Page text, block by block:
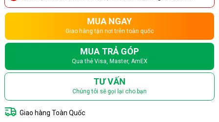
MUA NGAY
Giao hàng tận nơi trên toàn quốc
MUA TRẢ GÓP
Qua thẻ Visa, Master, AmEX
TƯ VẤN
Chúng tôi sẽ gọi lại cho bạn
Giao hàng Toàn Quốc